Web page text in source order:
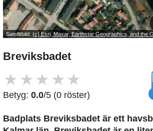
Satellitbild: (c) Esri, Maxar, Earthstar Geographics, and the
Breviksbadet
★ ★ ★ ★ ★
Betyg: 0.0/5 (0 röster)
Badplats Breviksbadet är ett